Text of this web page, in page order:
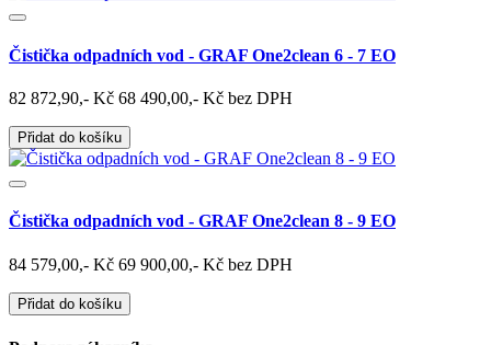
Čistička odpadních vod - GRAF One2clean 6 - 7 EO
82 872,90,- Kč 68 490,00,- Kč bez DPH
Přidat do košíku
Čistička odpadních vod - GRAF One2clean 8 - 9 EO
84 579,00,- Kč 69 900,00,- Kč bez DPH
Přidat do košíku